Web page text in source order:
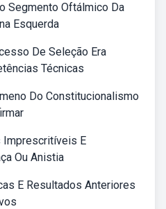
Segmento Oftálmico Da
Esquerda
De Seleção Era
Técnicas
Do Constitucionalismo
Imprescritíveis E
Ou Anistia
E Resultados Anteriores